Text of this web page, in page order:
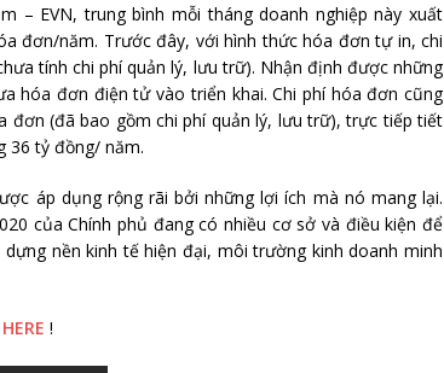
– EVN, trung bình mỗi tháng doanh nghiệp này xuất
đơn/năm. Trước đây, với hình thức hóa đơn tự in, chi
tính chi phí quản lý, lưu trữ). Nhận định được những
hóa đơn điện tử vào triển khai. Chi phí hóa đơn cũng
(đã bao gồm chi phí quản lý, lưu trữ), trực tiếp tiết
36 tỷ đồng/ năm.
áp dụng rộng rãi bởi những lợi ích mà nó mang lại.
của Chính phủ đang có nhiều cơ sở và điều kiện để
nền kinh tế hiện đại, môi trường kinh doanh minh
!